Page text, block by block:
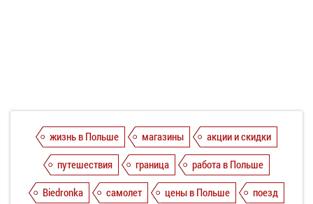
жизнь в Польше магазины
акции и скидки
путешествия
граница
работа в Польше
Biedronka
самолет цены в Польше
поезд